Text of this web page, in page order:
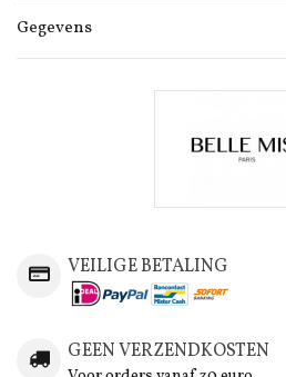
Gegevens
VEILIGE BETALING
GEEN VERZENDKOSTEN